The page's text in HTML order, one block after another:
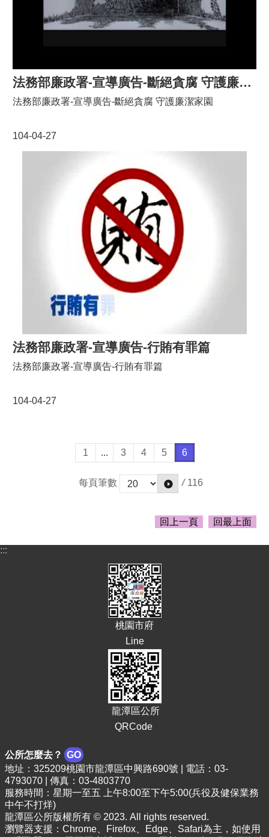
法務部廉政署-宣導廣告-斷絕貪腐 守護廉潔家園
104-04-27
法務部廉政署-宣導廣告-斷絕貪腐 守護廉潔家園
法務部廉政署-宣導廣告-行賄有罪篇
104-04-27
法務部廉政署-宣導廣告-行賄有罪篇
1 ... 3 4 5 6
每頁筆數 / 116
回上一頁 回最上面
:::
桃園市府
Line
龍潭區公所
QRCode
公所怎麼去？ GO
地址：325209桃園市龍潭區中興路690號 | 電話：03-
4793070 | 傳真：03-4803770
服務時間：星期一至五 上午8:00至下午5:00(兵役及健保業務
中午不打烊)
龍潭區公所版權所有 © 2023. All rights reserved.
瀏覽器支援：Chrome、Firefox、Edge、Safari為主，如使用